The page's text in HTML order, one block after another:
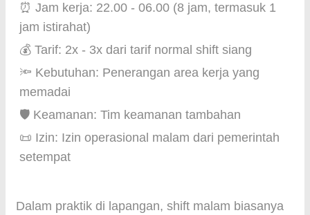
⏰ Jam kerja: 22.00 - 06.00 (8 jam, termasuk 1
jam istirahat)
💰 Tarif: 2x - 3x dari tarif normal shift siang
🔦 Kebutuhan: Penerangan area kerja yang
memadai
🛡️ Keamanan: Tim keamanan tambahan
📜 Izin: Izin operasional malam dari pemerintah
setempat
Dalam praktik di lapangan, shift malam biasanya